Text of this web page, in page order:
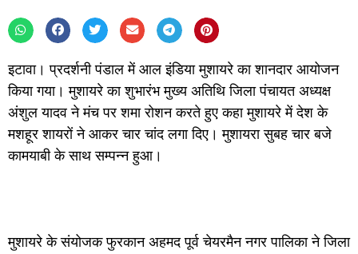
इटावा। प्रदर्शनी पंडाल में आल इंडिया मुशायरे का शानदार आयोजन
किया गया। मुशायरे का शुभारंभ मुख्य अतिथि जिला पंचायत अध्यक्ष
अंशुल यादव ने मंच पर शमा रोशन करते हुए कहा मुशायरे में देश के
मशहूर शायरों ने आकर चार चांद लगा दिए। मुशायरा सुबह चार बजे
कामयाबी के साथ सम्पन्न हुआ।
मुशायरे के संयोजक फुरकान अहमद पूर्व चेयरमैन नगर पालिका ने जिला